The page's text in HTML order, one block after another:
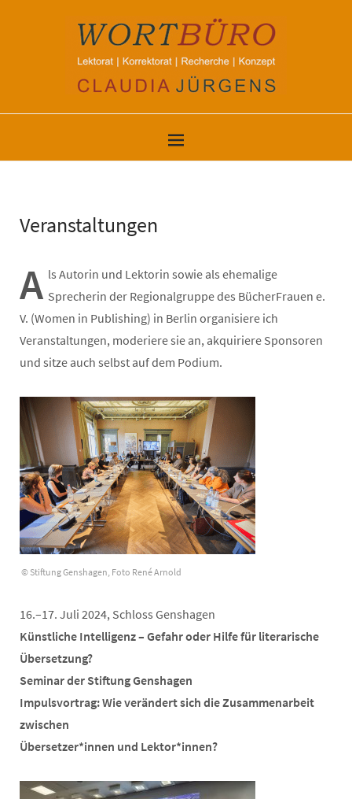
Veranstaltungen
A ls Autorin und Lektorin sowie als ehemalige
Sprecherin der Regionalgruppe des BücherFrauen e.
V. (Women in Publishing) in Berlin organisiere ich
Veranstaltungen, moderiere sie an, akquiriere Sponsoren
und sitze auch selbst auf dem Podium.
© Stiftung Genshagen, Foto René Arnold
16.–17. Juli 2024, Schloss Genshagen
Künstliche Intelligenz – Gefahr oder Hilfe für literarische
Übersetzung?
Seminar der Stiftung Genshagen
Impulsvortrag: Wie verändert sich die Zusammenarbeit
zwischen
Übersetzer*innen und Lektor*innen?